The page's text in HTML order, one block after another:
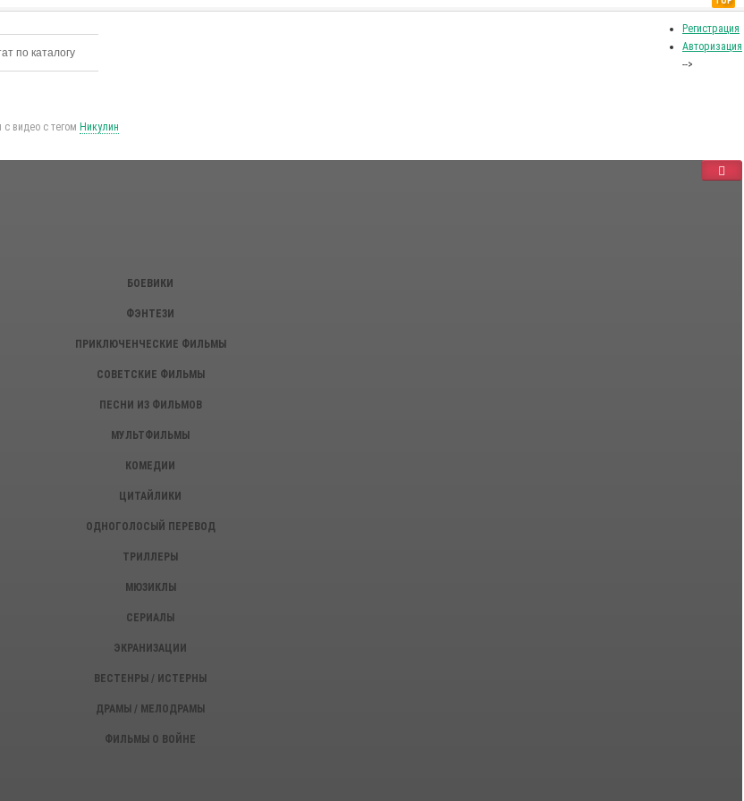
Регистрация
Авторизация
-->
с видео с тегом Никулин
БОЕВИКИ
ФЭНТЕЗИ
ПРИКЛЮЧЕНЧЕСКИЕ ФИЛЬМЫ
СОВЕТСКИЕ ФИЛЬМЫ
ПЕСНИ ИЗ ФИЛЬМОВ
МУЛЬТФИЛЬМЫ
КОМЕДИИ
ЦИТАЙЛИКИ
ОДНОГОЛОСЫЙ ПЕРЕВОД
ТРИЛЛЕРЫ
МЮЗИКЛЫ
СЕРИАЛЫ
ЭКРАНИЗАЦИИ
ВЕСТЕНРЫ / ИСТЕРНЫ
ДРАМЫ / МЕЛОДРАМЫ
ФИЛЬМЫ О ВОЙНЕ